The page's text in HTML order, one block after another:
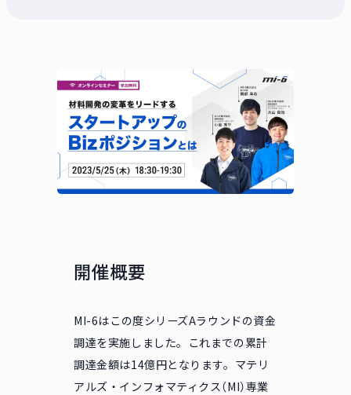
開催概要
MI-6はこの度シリーズAラウンドの資金
調達を実施しました。これまでの累計
調達金額は14億円となります。マテリ
アルズ・インフォマティクス（MI）専業